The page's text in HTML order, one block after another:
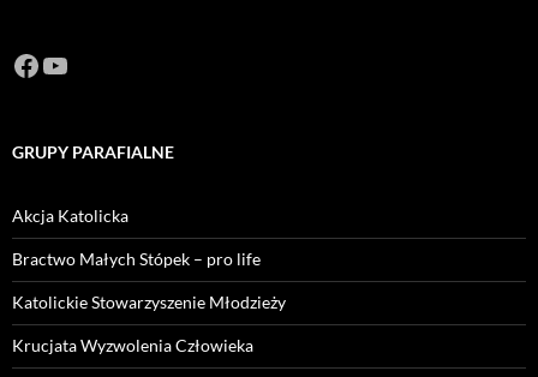
Facebook
https://www.youtube.com/channel/
GRUPY PARAFIALNE
Akcja Katolicka
Bractwo Małych Stópek – pro life
Katolickie Stowarzyszenie Młodzieży
Krucjata Wyzwolenia Człowieka